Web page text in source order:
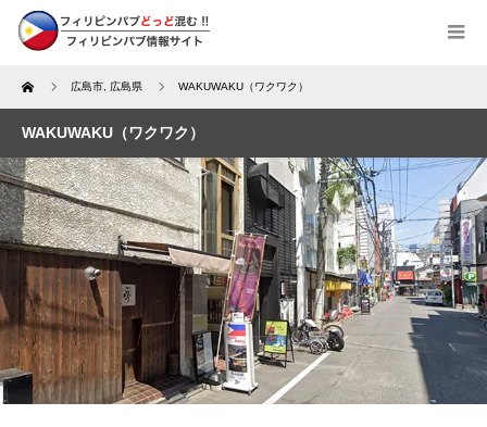
Home 広島市 広島県 WAKUWAKU（ワクワク）
WAKUWAKU（ワクワク）